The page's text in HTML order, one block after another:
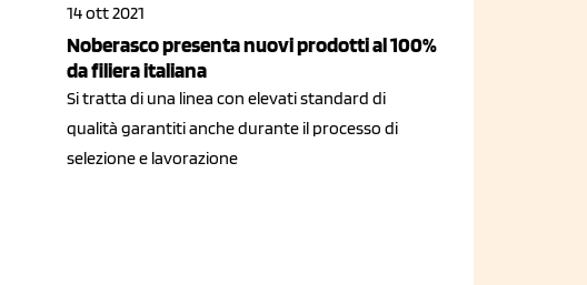
14 ott 2021
Noberasco presenta nuovi prodotti al 100%
da filiera italiana
Si tratta di una linea con elevati standard di
qualità garantiti anche durante il processo di
selezione e lavorazione